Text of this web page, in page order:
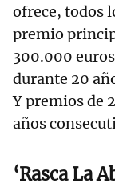
ofrece, todos
premio
300.000
durante 20
Y premios de
años
‘Rasca La